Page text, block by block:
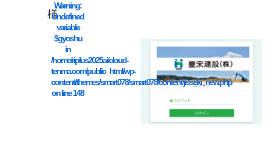
Warning:
Undefined
variable
$gyoshu
in
/home/riplus2025ai/cloud-
tenma.com/public_html/wp-
content/themes/smart078/smart078/content/jisseki_new.php
on line148
様